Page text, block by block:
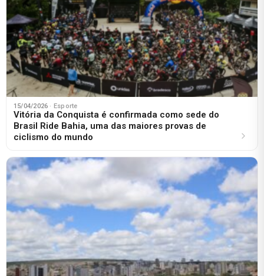
15/04/2026 · Esporte
Vitória da Conquista é confirmada como sede do
Brasil Ride Bahia, uma das maiores provas de
ciclismo do mundo